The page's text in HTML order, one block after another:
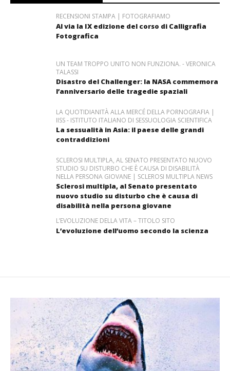
RECENSIONI STAMPA | FOTOGRAFIAMO
Al via la IX edizione del corso di Calligrafia
Fotografica
UN TEAM TROPPO UNITO NON FUNZIONA. - VERONICA
TALASSI
Disastro del Challenger: la NASA commemora
l’anniversario delle tragedie spaziali
LA QUOTIDIANITÀ ALLA MERCÉ DELLA PORNOGRAFIA |
IISS - ISTITUTO ITALIANO DI SESSUOLOGIA SCIENTIFICA
La sessualità in Asia: il paese delle grandi
contraddizioni
SCLEROSI MULTIPLA, AL SENATO PRESENTATO NUOVO
STUDIO SU DISTURBO CHE È CAUSA DI DISABILITÀ
NELLA PERSONA GIOVANE | SCLEROSI MULTIPLA NEWS
Sclerosi multipla, al Senato presentato
nuovo studio su disturbo che è causa di
disabilità nella persona giovane
L’EVOLUZIONE DELLA VITA – TITOLO SITO
L’evoluzione dell’uomo secondo la scienza